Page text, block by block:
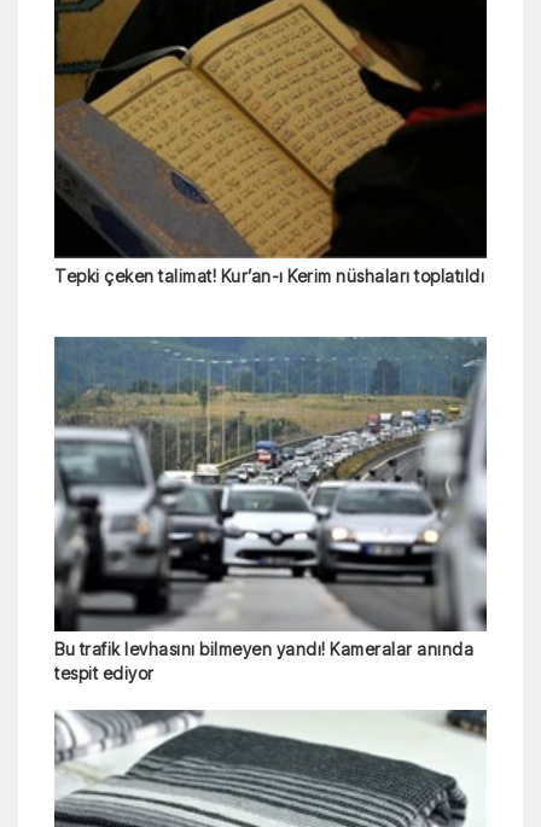
Tepki çeken talimat! Kur’an-ı Kerim nüshaları toplatıldı
Bu trafik levhasını bilmeyen yandı! Kameralar anında
tespit ediyor